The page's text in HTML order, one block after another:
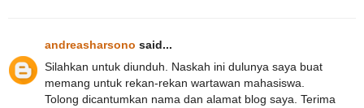
andreasharsono said...
Silahkan untuk diunduh. Naskah ini dulunya saya buat
memang untuk rekan-rekan wartawan mahasiswa.
Tolong dicantumkan nama dan alamat blog saya. Terima